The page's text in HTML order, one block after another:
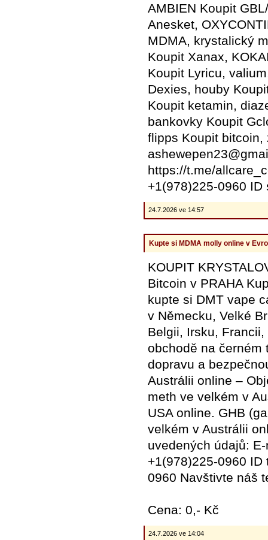
AMBIEN Koupit
Anesket,
MDMA, krystalický
Koupit Xanax,
Koupit Lyricu,
Dexies, houby
Koupit ketamin,
bankovky Koupit
flipps Koupit
https://t.me/
+1(978)225-0960
24.7.2026 ve 14:57
Kupte si MDMA molly online v
KOUPIT
Bitcoin v PRAHA
kupte si DMT vape
v Německu, Velké
Belgii, Irsku,
obchodě na černém
dopravu a
Austrálii online –
meth ve velkém v
USA online. GHB
velkém v Austrálii
uvedených údajů:
+1(978)225-0960
0960 Navštivte náš
Cena: 0,- Kč
24.7.2026 ve 14:04